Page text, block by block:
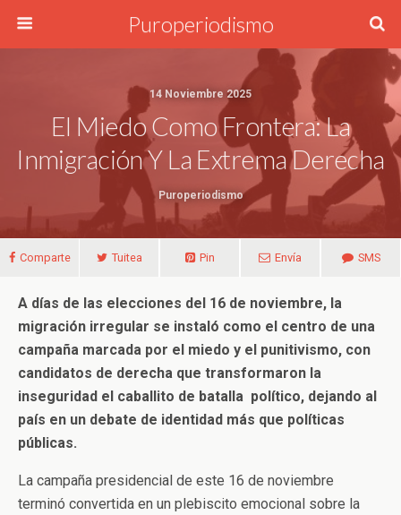
Puroperiodismo
14 Noviembre 2025
El Miedo Como Frontera: La
Inmigración Y La Extrema Derecha
Puroperiodismo
Comparte Tuitea Pin Envía SMS
A días de las elecciones del 16 de noviembre, la
migración irregular se instaló como el centro de una
campaña marcada por el miedo y el punitivismo, con
candidatos de derecha que transformaron la
inseguridad el caballito de batalla político, dejando al
país en un debate de identidad más que políticas
públicas.
La campaña presidencial de este 16 de noviembre
terminó convertida en un plebiscito emocional sobre la